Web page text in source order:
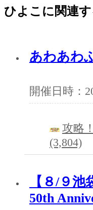
ひよこに関連
あわあわ
開催日時：
攻略
(3,804)
【８/９
50th